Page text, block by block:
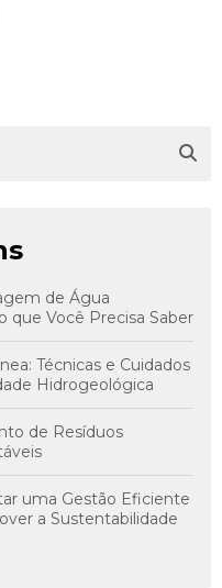
de Água
que Você Precisa Saber
Técnicas e Cuidados
Hidrogeológica
de Resíduos
uma Gestão Eficiente
a Sustentabilidade